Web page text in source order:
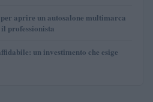
aprire un autosalone multimarca
professionista
un investimento che esige